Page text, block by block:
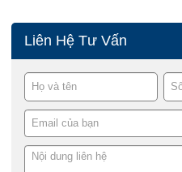
Liên Hệ Tư Vấn